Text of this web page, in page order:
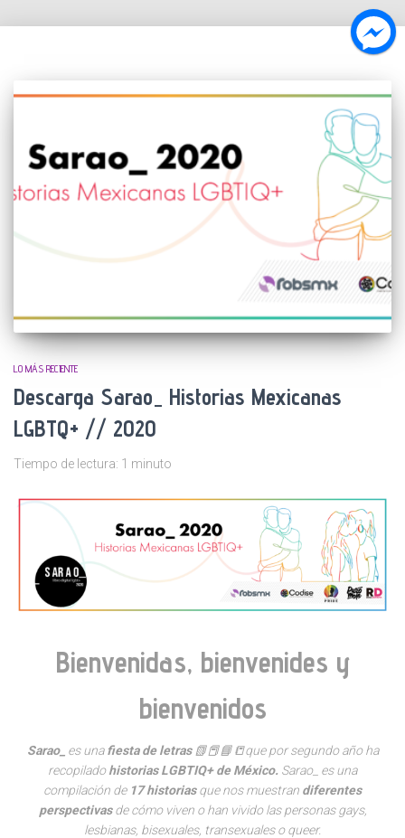
LO MÁS RECIENTE
Descarga Sarao_ Historias Mexicanas
LGBTQ+ // 2020
Tiempo de lectura: 1 minuto
Bienvenidas, bienvenides y
bienvenidos
Sarao_ es unafiesta de letras📗📕📘📒que por segundo año ha
recopiladohistorias LGBTIQ+ de México. Sarao_ es una
compilación de 17 historiasque nos muestran diferentes
perspectivasde cómo viven o han vivido las personas gays,
lesbianas, bisexuales, transexuales o queer.